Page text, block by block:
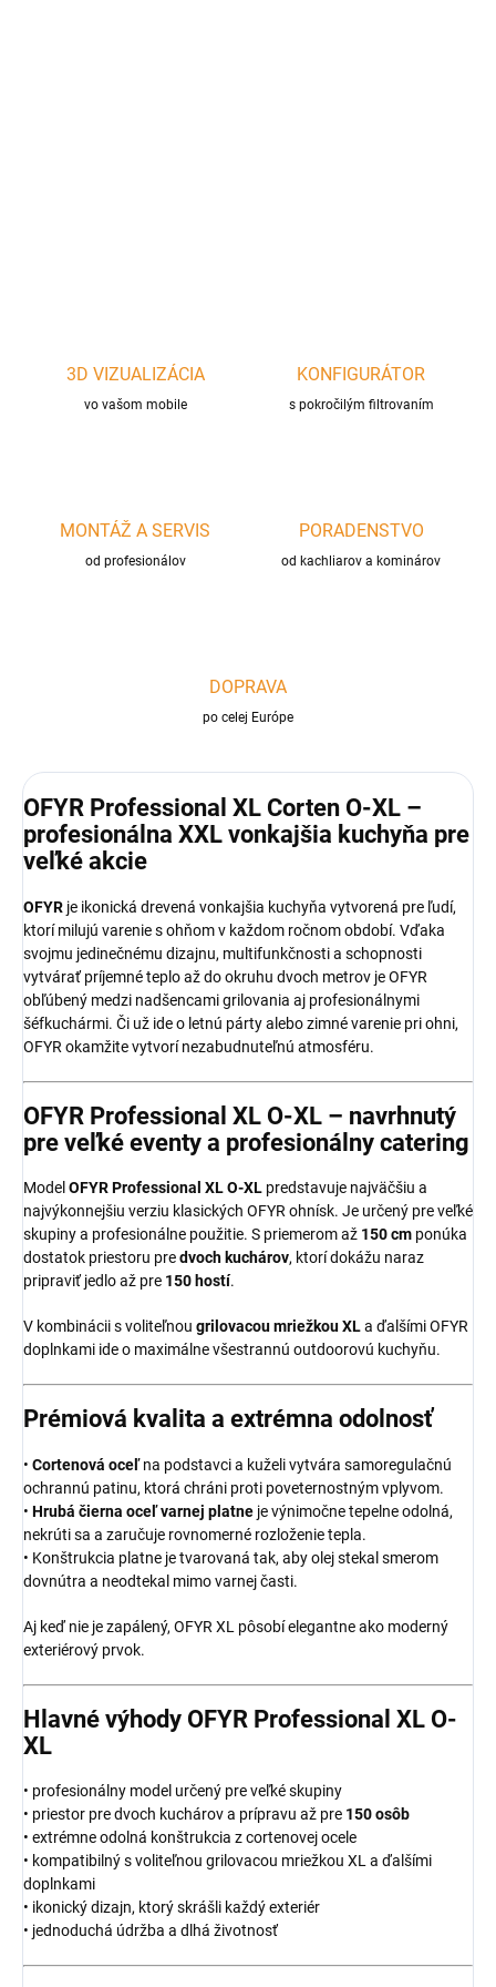
3D VIZUALIZÁCIA
vo vašom mobile
KONFIGURÁTOR
s pokročilým filtrovaním
MONTÁŽ A SERVIS
od profesionálov
PORADENSTVO
od kachliarov a kominárov
DOPRAVA
po celej Európe
OFYR Professional XL Corten O-XL –
profesionálna XXL vonkajšia kuchyňa pre
veľké akcie
OFYR je ikonická drevená vonkajšia kuchyňa vytvorená pre ľudí,
ktorí milujú varenie s ohňom v každom ročnom období. Vďaka
svojmu jedinečnému dizajnu, multifunkčnosti a schopnosti
vytvárať príjemné teplo až do okruhu dvoch metrov je OFYR
obľúbený medzi nadšencami grilovania aj profesionálnymi
šéfkuchármi. Či už ide o letnú párty alebo zimné varenie pri ohni,
OFYR okamžite vytvorí nezabudnuteľnú atmosféru.
OFYR Professional XL O-XL – navrhnutý
pre veľké eventy a profesionálny catering
Model OFYR Professional XL O-XL predstavuje najväčšiu a
najvýkonnejšiu verziu klasických OFYR ohnísk. Je určený pre veľké
skupiny a profesionálne použitie. S priemerom až 150 cm ponúka
dostatok priestoru predvoch kuchárov, ktorí dokážu naraz
pripraviť jedlo až pre 150 hostí.
V kombinácii s voliteľnou grilovacou mriežkou XLa ďalšími OFYR
doplnkami ide o maximálne všestrannú outdoorovú kuchyňu.
Prémiová kvalita a extrémna odolnosť
• Cortenová oceľna podstavci a kuželi vytvára samoregulačnú
ochrannú patinu, ktorá chráni proti poveternostným vplyvom.
• Hrubá čierna oceľ varnej platne je výnimočne tepelne odolná,
nekrúti sa a zaručuje rovnomerné rozloženie tepla.
• Konštrukcia platne je tvarovaná tak, aby olej stekal smerom
dovnútra a neodtekal mimo varnej časti.
Aj keď nie je zapálený, OFYR XL pôsobí elegantne ako moderný
exteriérový prvok.
Hlavné výhody OFYR Professional XL O-
XL
• profesionálny model určený pre veľké skupiny
• priestor pre dvoch kuchárov a prípravu až pre 150 osôb
• extrémne odolná konštrukcia z cortenovej ocele
• kompatibilný s voliteľnou grilovacou mriežkou XL a ďalšími
doplnkami
• ikonický dizajn, ktorý skrášli každý exteriér
• jednoduchá údržba a dlhá životnosť